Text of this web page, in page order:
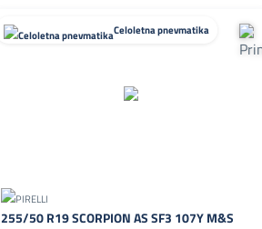
Celoletna pnevmatika
255/50 R19 SCORPION AS SF3 107Y M&S